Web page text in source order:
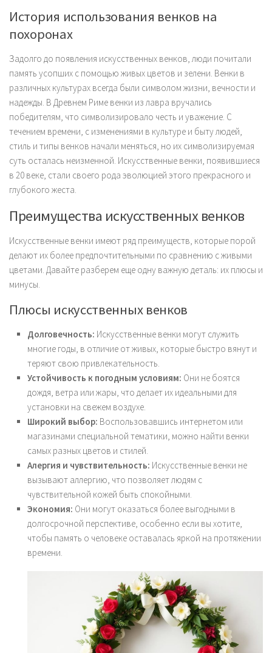
История использования венков на
похоронах
Задолго до появления искусственных венков, люди почитали
память усопших с помощью живых цветов и зелени. Венки в
различных культурах всегда были символом жизни, вечности и
надежды. В Древнем Риме венки из лавра вручались
победителям, что символизировало честь и уважение. С
течением времени, с изменениями в культуре и быту людей,
стиль и типы венков начали меняться, но их символизируемая
суть осталась неизменной. Искусственные венки, появившиеся
в 20 веке, стали своего рода эволюцией этого прекрасного и
глубокого жеста.
Преимущества искусственных венков
Искусственные венки имеют ряд преимуществ, которые порой
делают их более предпочтительными по сравнению с живыми
цветами. Давайте разберем еще одну важную деталь: их плюсы и
минусы.
Плюсы искусственных венков
Долговечность: Искусственные венки могут служить
многие годы, в отличие от живых, которые быстро вянут и
теряют свою привлекательность.
Устойчивость к погодным условиям: Они не боятся
дождя, ветра или жары, что делает их идеальными для
установки на свежем воздухе.
Широкий выбор: Воспользовавшись интернетом или
магазинами специальной тематики, можно найти венки
самых разных цветов и стилей.
Алергия и чувствительность: Искусственные венки не
вызывают аллергию, что позволяет людям с
чувствительной кожей быть спокойными.
Экономия: Они могут оказаться более выгодными в
долгосрочной перспективе, особенно если вы хотите,
чтобы память о человеке оставалась яркой на протяжении
времени.